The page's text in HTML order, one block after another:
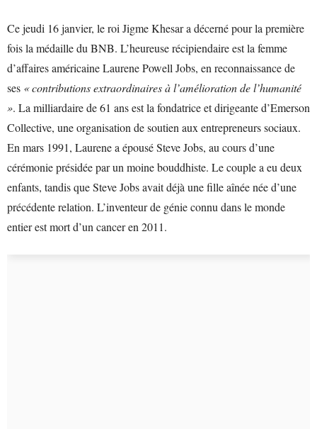
Ce jeudi 16 janvier, le roi Jigme Khesar a décerné pour la première
fois la médaille du BNB. L’heureuse récipiendaire est la femme
d’affaires américaine Laurene Powell Jobs, en reconnaissance de
ses « contributions extraordinaires à l’amélioration de l’humanité
». La milliardaire de 61 ans est la fondatrice et dirigeante d’Emerson
Collective, une organisation de soutien aux entrepreneurs sociaux.
En mars 1991, Laurene a épousé Steve Jobs, au cours d’une
cérémonie présidée par un moine bouddhiste. Le couple a eu deux
enfants, tandis que Steve Jobs avait déjà une fille aînée née d’une
précédente relation. L’inventeur de génie connu dans le monde
entier est mort d’un cancer en 2011.